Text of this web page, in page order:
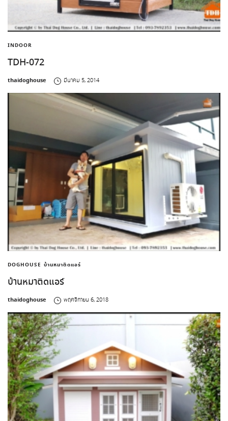
INDOOR
TDH-072
by
thaidoghouse มีนาคม 5, 2014
DOGHOUSE บ้านหมาติดแอร์
บ้านหมาติดแอร์
by
thaidoghouse พฤศจิกายน 6, 2018